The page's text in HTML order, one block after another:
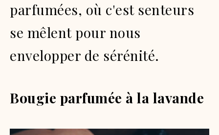
parfumées, où c'est senteurs
se mêlent pour nous
envelopper de sérénité.
Bougie parfumée à la lavande